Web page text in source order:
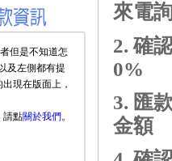
但是不知道怎
及左側都有提
現在版面上，
請點關於我們。
來電
2. 確
0%
3. 匯
金額